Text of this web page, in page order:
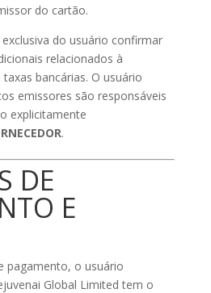
do cartão.
do usuário confirmar
relacionados à
bancárias. O usuário
emissores são responsáveis
explicitamente
.
DE
E
pagamento, o usuário
Global Limited tem o